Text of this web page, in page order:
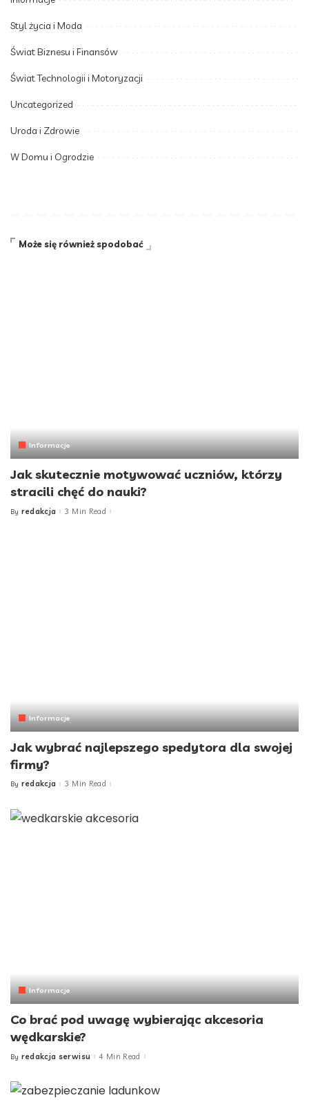
Styl życia i Moda
Świat Biznesu i Finansów
Świat Technologii i Motoryzacji
Uncategorized
Uroda i Zdrowie
W Domu i Ogrodzie
Może się również spodobać
Informacje
Jak skutecznie motywować uczniów, którzy
stracili chęć do nauki?
Posted
By redakcja 3 Min Read
Informacje
Jak wybrać najlepszego spedytora dla swojej
firmy?
Posted
By redakcja 3 Min Read
Informacje
Co brać pod uwagę wybierając akcesoria
wędkarskie?
Posted
By redakcja serwisu 4 Min Read